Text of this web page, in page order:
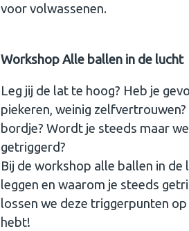
voor volwassenen.
Workshop Alle ballen in de lucht
Leg jij de lat te hoog? Heb je
piekeren, weinig
bordje? Wordt je steeds maar
getriggerd?
Bij de workshop alle ballen in de
leggen en waarom je steeds
lossen we deze triggerpunten
hebt!